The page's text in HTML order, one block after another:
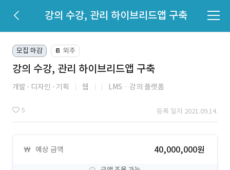
강의 수강, 관리 하이브리드앱 구축
모집 마감 📔 외주
강의 수강, 관리 하이브리드앱 구축
개발 디자인 기획 웹 LMSㆍ강의 플랫폼
5 등록 일자 2021.09.14.
예상 금액 40,000,000원